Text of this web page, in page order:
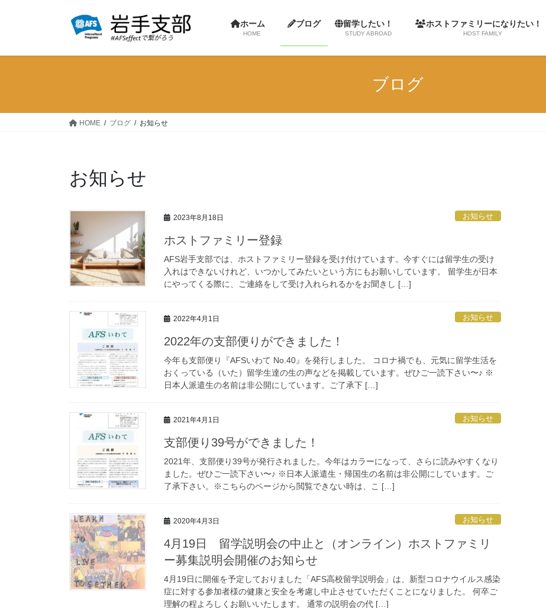
ホーム
HOME
ブログ 留学したい！
STUDY ABROAD
ホストファミリーになりたい！
HOST FAMILY
ブログ
HOME ブログ お知らせ
お知らせ
2023年8月18日 お知らせ
ホストファミリー登録
AFS岩手支部では、ホストファミリー登録を受け付けています。今すぐには留学生の受け
入れはできないけれど、いつかしてみたいという方にもお願いしています。 留学生が日本
にやってくる際に、ご連絡をして受け入れられるかをお聞きし […]
2022年4月1日 お知らせ
2022年の支部便りができました！
今年も支部便り『AFSいわて No.40』を発行しました。 コロナ禍でも、元気に留学生活を
おくっている（いた）留学生達の生の声などを掲載しています。ぜひご一読下さい〜♪ ※
日本人派遣生の名前は非公開にしています。ご了承下 […]
2021年4月1日 お知らせ
支部便り39号ができました！
2021年、支部便り39号が発行されました。今年はカラーになって、さらに読みやすくなり
ました。ぜひご一読下さい〜♪ ※日本人派遣生・帰国生の名前は非公開にしています。ご
了承下さい。※こちらのページから閲覧できない時は、こ […]
2020年4月3日 お知らせ
4月19日 留学説明会の中止と（オンライン）ホストファミリ
ー募集説明会開催のお知らせ
4月19日に開催を予定しておりました「AFS高校留学説明会」は、新型コロナウイルス感染
症に対する参加者様の健康と安全を考慮し中止させていただくことになりました。 何卒ご
理解の程よろしくお願いいたします。 通常の説明会の代 […]